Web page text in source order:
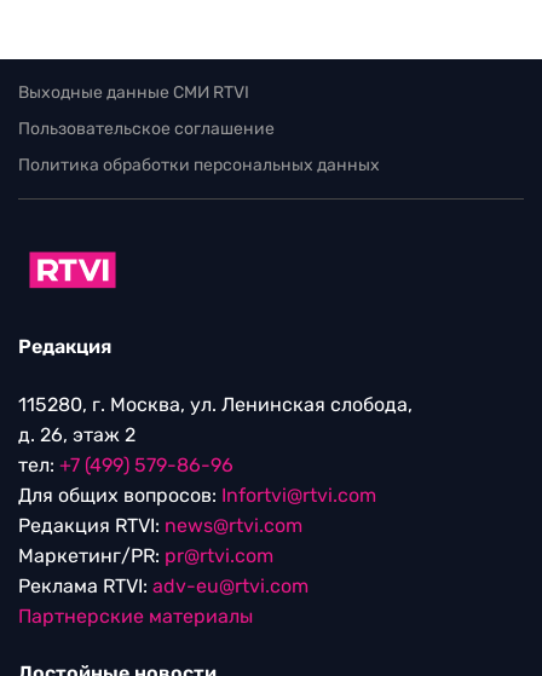
Выходные данные СМИ RTVI
Пользовательское соглашение
Политика обработки персональных данных
Редакция
115280, г. Москва, ул. Ленинская слобода,
д. 26, этаж 2
тел: +7 (499) 579-86-96
Для общих вопросов: Infortvi@rtvi.com
Редакция RTVI: news@rtvi.com
Маркетинг/PR: pr@rtvi.com
Реклама RTVI: adv-eu@rtvi.com
Партнерские материалы